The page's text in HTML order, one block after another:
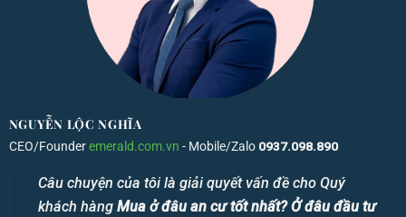
NGUYỄN LỘC NGHĨA
CEO/Founderemerald.com.vn - Mobile/Zalo 0937.098.890
Câu chuyện của tôi là giải quyết vấn đề cho Quý
khách hàngMua ở đâu an cư tốt nhất? Ở đâu đầu tư